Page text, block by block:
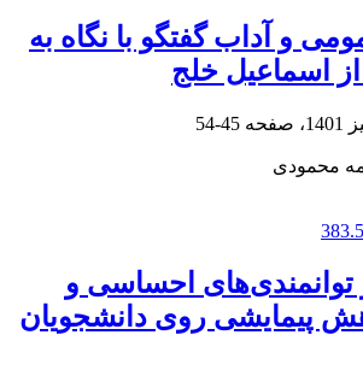
و آداب گفتگو با نگاه به
اسماعیل خلج
45-54
محمودی
توانمندی‌های احساسی و
پیمایشی روی دانشجویان